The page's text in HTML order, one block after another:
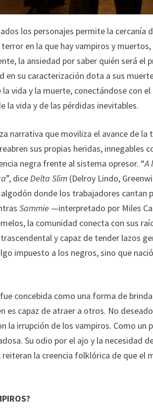
los personajes permite la cercanía
en la que hay vampiros y
la ansiedad por saber quién será el
su caracterización dota a sus
vida y la muerte, conectándose con
la vida y de las pérdidas inevitables.
narrativa que moviliza el avance de
sus propias heridas, innegables
negra frente al sistema opresor. “A
”, dice Delta Slim (Delroy Lindo,
donde los trabajadores cantan
Sammie —interpretado por Miles
la comunidad conecta con sus
y capaz de tender lazos
impuesto a los negros, sino que
concebida como una forma de
es capaz de atraer a otros. No
la irrupción de los vampiros. Como
Su odio por el ajo y la necesidad
la creencia folklórica de que el